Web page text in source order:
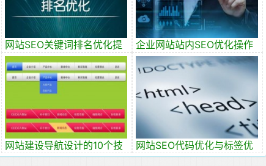
网站SEO关键词排名优化提
升技巧
企业网站站内SEO优化操作
指南，值得收藏！
网站建设导航设计的10个技
巧
网站SEO代码优化与标签优
化，SEO网页减肥